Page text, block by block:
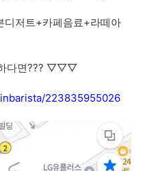
디저트+카페음료+라떼아
하다면??? ▽▽▽
223835955026